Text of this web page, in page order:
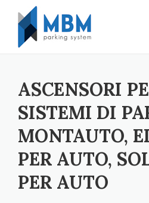
Skip to content
ASCENSORI
SISTEMI DI
MONTAUTO,
PER AUTO,
PER AUTO